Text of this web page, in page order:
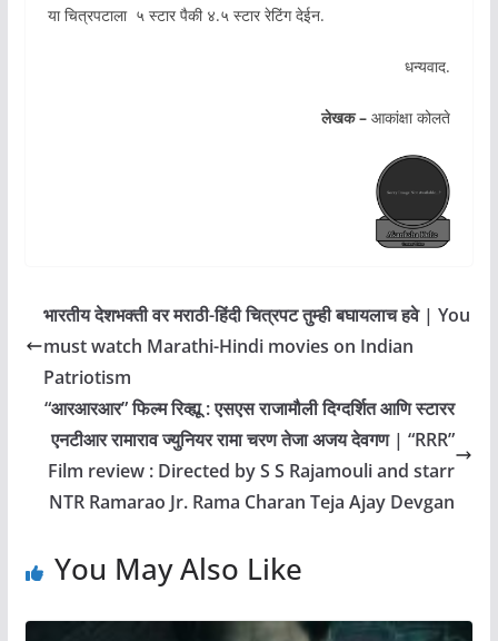
या चित्रपटाला ५ स्टार पैकी ४.५ स्टार रेटिंग देईन.
धन्यवाद.
लेखक – आकांक्षा कोलते
भारतीय देशभक्ती वर मराठी-हिंदी चित्रपट तुम्ही बघायलाच हवे | You
must watch Marathi-Hindi movies on Indian
Patriotism
“आरआरआर” फिल्म रिव्ह्यू : एसएस राजामौली दिग्दर्शित आणि स्टारर
एनटीआर रामाराव ज्युनियर रामा चरण तेजा अजय देवगण | “RRR”
Film review : Directed by S S Rajamouli and starr
NTR Ramarao Jr. Rama Charan Teja Ajay Devgan
You May Also Like